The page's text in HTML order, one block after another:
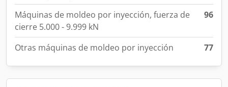
Máquinas de moldeo por inyección, fuerza de
cierre 5.000 - 9.999 kN
96
Otras máquinas de moldeo por inyección 77